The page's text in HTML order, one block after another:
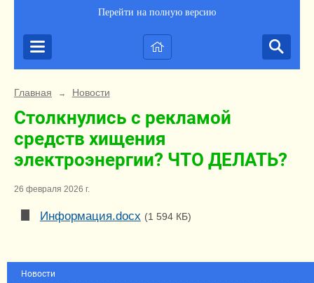
Перейти на полную версию
Главная → Новости
Столкнулись с рекламой
средств хищения
электроэнергии? ЧТО ДЕЛАТЬ?
26 февраля 2026 г.
Информация.docx (1 594 КБ)
Новости